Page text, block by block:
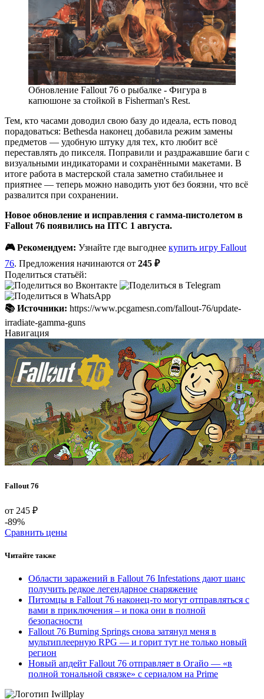
Обновление Fallout 76 о рыбалке - Фигура в
капюшоне за стойкой в Fisherman's Rest.
Тем, кто часами доводил свою базу до идеала, есть повод
порадоваться: Bethesda наконец добавила режим замены
предметов — удобную штуку для тех, кто любит всё
переставлять до пикселя. Поправили и раздражавшие баги с
визуальными индикаторами и сохранёнными макетами. В
итоге работа в мастерской стала заметно стабильнее и
приятнее — теперь можно наводить уют без боязни, что всё
развалится при сохранении.
Новое обновление и исправления с гамма-пистолетом в
Fallout 76 появились на ПТС 1 августа.
🎮 Рекомендуем: Узнайте где выгоднее купить игру Fallout
76. Предложения начинаются от 245 ₽
Поделиться статьёй:
📚 Источники: https://www.pcgamesn.com/fallout-76/update-
irradiate-gamma-guns
Навигация
Fallout 76
от 245 ₽
-89%
Сравнить цены
Читайте также
Области заражений в Fallout 76 Infestations дают шанс
получить редкое легендарное снаряжение
Питомцы в Fallout 76 наконец-то могут отправляться с
вами в приключения – и пока они в полной
безопасности
Fallout 76 Burning Springs снова затянул меня в
мультиплеерную RPG — и горит тут не только новый
регион
Новый апдейт Fallout 76 отправляет в Огайо — «в
полной тональной связке» с сериалом на Prime